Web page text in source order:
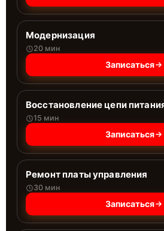
Модернизация
20 мин
Записаться
Восстановление цепи
15 мин
Записаться
Ремонт платы управления
30 мин
Записаться